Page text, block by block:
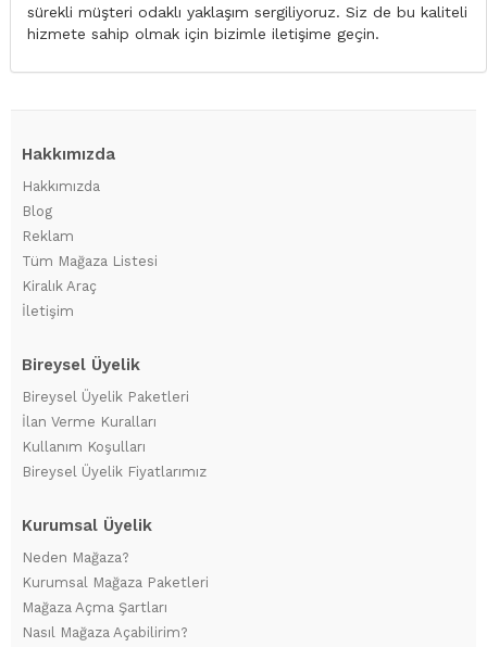
sürekli müşteri odaklı yaklaşım sergiliyoruz. Siz de bu kaliteli
hizmete sahip olmak için bizimle iletişime geçin.
Hakkımızda
Hakkımızda
Blog
Reklam
Tüm Mağaza Listesi
Kiralık Araç
İletişim
Bireysel Üyelik
Bireysel Üyelik Paketleri
İlan Verme Kuralları
Kullanım Koşulları
Bireysel Üyelik Fiyatlarımız
Kurumsal Üyelik
Neden Mağaza?
Kurumsal Mağaza Paketleri
Mağaza Açma Şartları
Nasıl Mağaza Açabilirim?